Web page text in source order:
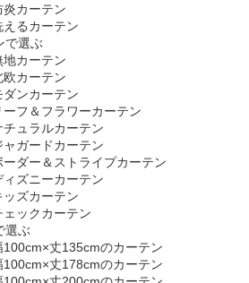
炎カーテン
えるカーテン
で選ぶ
地カーテン
欧カーテン
ダンカーテン
ーフ＆フラワーカーテン
チュラルカーテン
ャガードカーテン
ーダー＆ストライプカーテン
ィズニーカーテン
ッズカーテン
ェックカーテン
選ぶ
100cm×丈135cmのカーテン
100cm×丈178cmのカーテン